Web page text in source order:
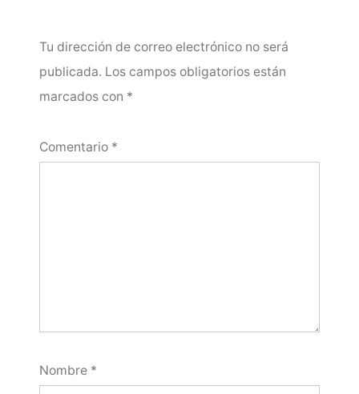
Tu dirección de correo electrónico no será
publicada. Los campos obligatorios están
marcados con *
Comentario *
Nombre *